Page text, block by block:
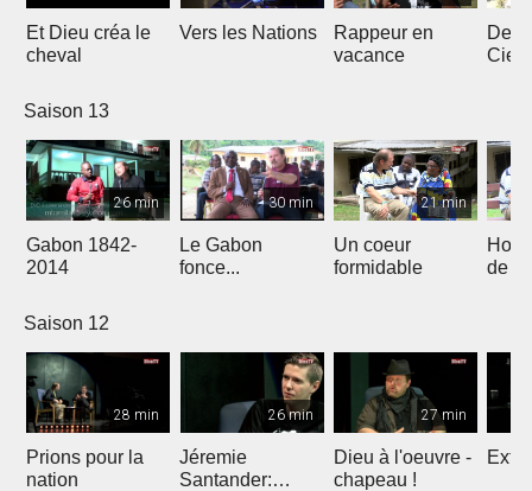
Et Dieu créa le
cheval
Vers les Nations
Rappeur en
vacance
Ciel
Saison 13
26 min
Gabon 1842-
2014
30 min
Le Gabon
fonce...
21 min
Un coeur
formidable
de
Saison 12
28 min
Prions pour la
nation
26 min
Jéremie
Santander:
27 min
Dieu à l'oeuvre -
chapeau !